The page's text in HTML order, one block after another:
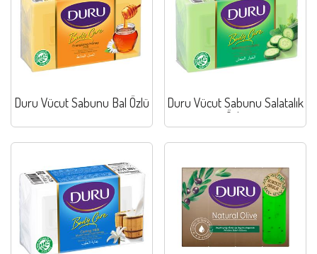
Duru Vücut Sabunu Bal Özlü
Duru Vücut Sabunu Salatalık
Özlü